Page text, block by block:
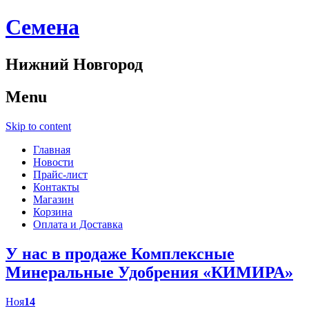
Cемена
Нижний Новгород
Menu
Skip to content
Главная
Новости
Прайс-лист
Контакты
Магазин
Корзина
Оплата и Доставка
У нас в продаже Комплексные
Минеральные Удобрения «КИМИРА»
Ноя14